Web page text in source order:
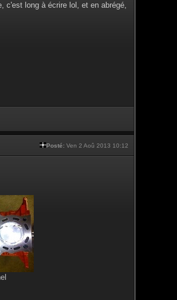
c'est long à écrire lol, et en abrégé,
Posté: Ven 2 Aoû 2013 10:12